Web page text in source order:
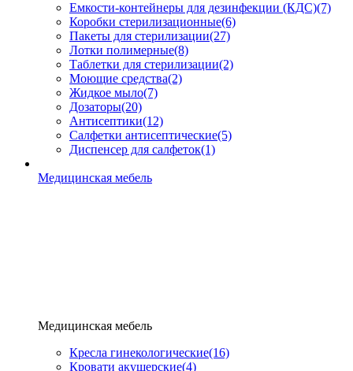
Емкости-контейнеры для дезинфекции (КДС)(7)
Коробки стерилизационные(6)
Пакеты для стерилизации(27)
Лотки полимерные(8)
Таблетки для стерилизации(2)
Моющие средства(2)
Жидкое мыло(7)
Дозаторы(20)
Антисептики(12)
Салфетки антисептические(5)
Диспенсер для салфеток(1)
Медицинская мебель
Медицинская мебель
Кресла гинекологические(16)
Кровати акушерские(4)